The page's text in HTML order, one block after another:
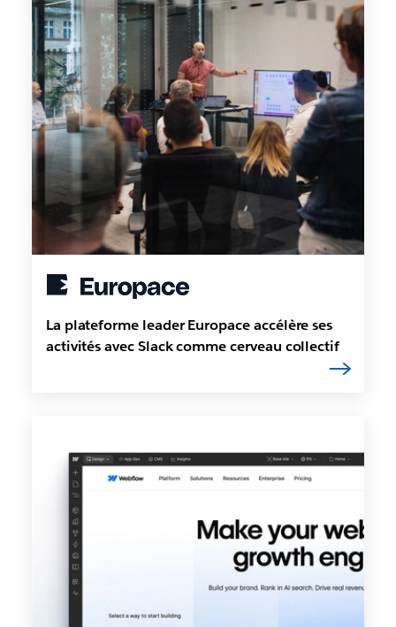
La plateforme leader Europace accélère ses
activités avec Slack comme cerveau collectif